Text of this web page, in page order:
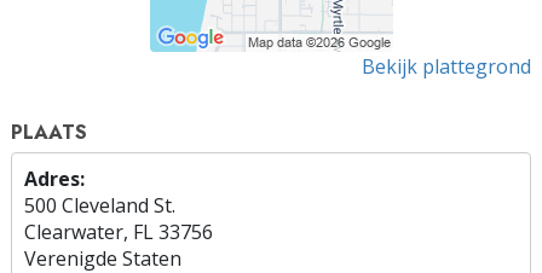
Bekijk plattegrond
PLAATS
Adres:
500 Cleveland St.
Clearwater, FL 33756
Verenigde Staten